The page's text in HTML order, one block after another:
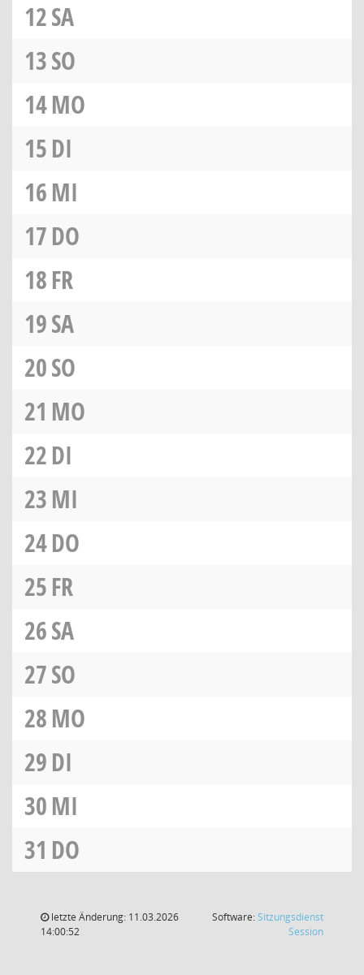
12SA
13SO
14MO
15DI
16MI
17DO
18FR
19SA
20SO
21 MO
22DI
23MI
24DO
25FR
26SA
27SO
28MO
29DI
30MI
31 DO
letzte Änderung: 11.03.2026
14:00:52
Software:Sitzungsdienst
Session(Wird in